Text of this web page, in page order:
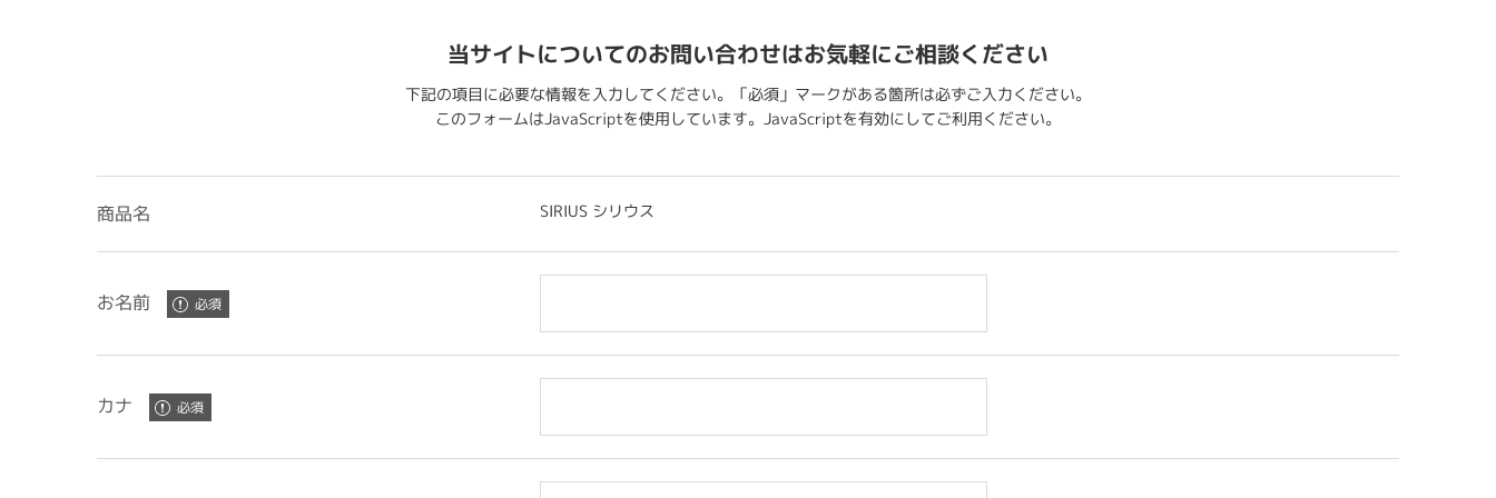
当サイトについてのお問い合わせはお気軽にご相談ください
下記の項目に必要な情報を入力してください。「必須」マークがある箇所は必ずご入力ください。
このフォームはJavaScriptを使用しています。JavaScriptを有効にしてご利用ください。
商品名 SIRIUS シリウス
お名前
カナ